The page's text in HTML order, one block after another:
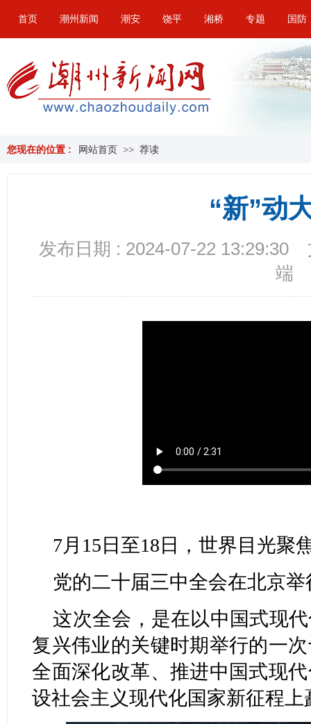
首页 潮州新闻 潮安 饶平 湘桥 专题 国防
您现在的位置 : 网站首页 >> 荐读
“新”动
发布日期 : 2024-07-22 13:29:30
端
7月15日至18日，世界目光聚
党的二十届三中全会在北京举
这次全会，是在以中国式现
复兴伟业的关键时期举行的一
全面深化改革、推进中国式现
设社会主义现代化国家新征程